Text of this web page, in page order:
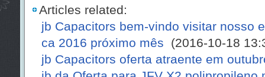
Articles related:
jb Capacitors bem-vindo visitar nosso
ca 2016 próximo mês (2016-10-18
jb Capacitors oferta atraente em